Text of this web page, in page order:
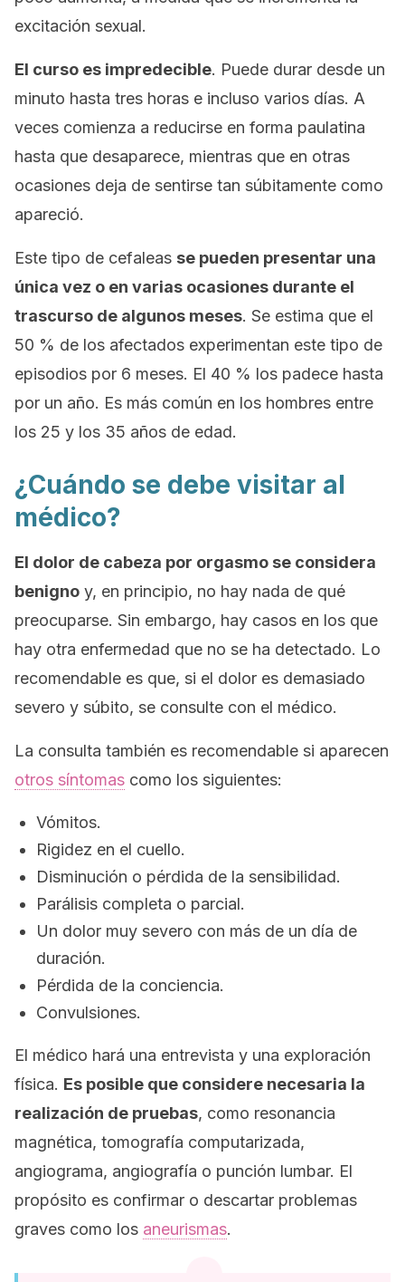
excitación sexual.
El curso es impredecible. Puede durar desde un
minuto hasta tres horas e incluso varios días. A
veces comienza a reducirse en forma paulatina
hasta que desaparece, mientras que en otras
ocasiones deja de sentirse tan súbitamente como
apareció.
Este tipo de cefaleas se pueden presentar una
única vez o en varias ocasiones durante el
trascurso de algunos meses. Se estima que el
50 % de los afectados experimentan este tipo de
episodios por 6 meses. El 40 % los padece hasta
por un año. Es más común en los hombres entre
los 25 y los 35 años de edad.
¿Cuándo se debe visitar al
médico?
El dolor de cabeza por orgasmo se considera
benigno y, en principio, no hay nada de qué
preocuparse. Sin embargo, hay casos en los que
hay otra enfermedad que no se ha detectado. Lo
recomendable es que, si el dolor es demasiado
severo y súbito, se consulte con el médico.
La consulta también es recomendable si aparecen
otros síntomas como los siguientes:
Vómitos.
Rigidez en el cuello.
Disminución o pérdida de la sensibilidad.
Parálisis completa o parcial.
Un dolor muy severo con más de un día de
duración.
Pérdida de la conciencia.
Convulsiones.
El médico hará una entrevista y una exploración
física. Es posible que considere necesaria la
realización de pruebas, como resonancia
magnética, tomografía computarizada,
angiograma, angiografía o punción lumbar. El
propósito es confirmar o descartar problemas
graves como los aneurismas.